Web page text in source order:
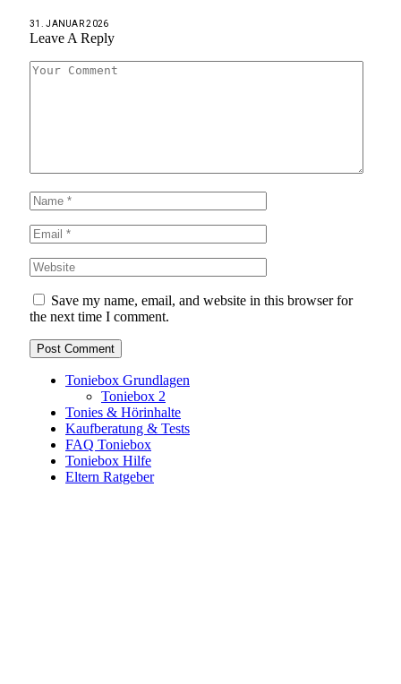
31. JANUAR 2026
Leave A Reply
Save my name, email, and website in this browser for
the next time I comment.
Toniebox Grundlagen
Toniebox 2
Tonies & Hörinhalte
Kaufberatung & Tests
FAQ Toniebox
Toniebox Hilfe
Eltern Ratgeber